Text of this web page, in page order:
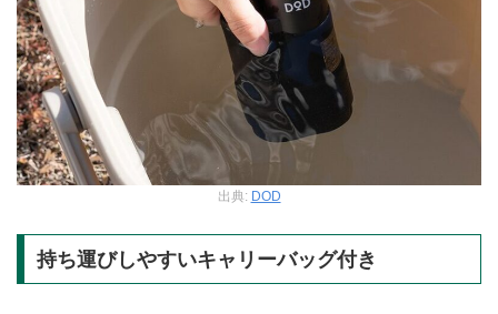
出典: DOD
持ち運びしやすいキャリーバッグ付き